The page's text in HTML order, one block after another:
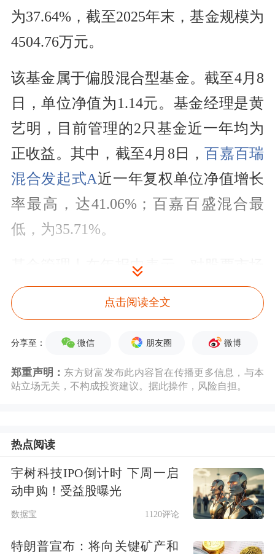
为37.64%，截至2025年末，基金规模为
4504.76万元。
该基金属于偏股混合型基金。截至4月8
日，单位净值为1.14元。基金经理是黄
艺明，目前管理的2只基金近一年均为
正收益。其中，截至4月8日，百嘉百瑞
混合发起式A近一年复权单位净值增长
率最高，达41.06%；百嘉百盛混合最
低，为35.71%。
基金管理人在年报中表示，对股票市场
保持偏积极展望，2026年可能需更关注
盈利提升的持续性及弹性。投资方向
上，伴随AI基础设施建设逐步完善，
2026年 AI应用有望进入加速落地关键节
点，重点关注人形机器人、存储、端侧
资机会。当前，大消费行业估值处5年
来相对低位，伴随盈利改善及市场流动
性整体充裕，有望实现价值合理回归。
紧密跟踪以
、脑机接口为代表
的“十五五”规划之未来产业相关进展，
点击阅读全文
分享至： 微信 朋友圈 微博
郑重声明： 东方财富发布此内容旨在传播更多信息，与本
站立场无关，不构成投资建议。据此操作，风险自担。
热点阅读
宇树科技IPO倒计时 下周一启
动申购！受益股曝光
数据宝 1120评论
特朗普宣布：将向关键矿产和